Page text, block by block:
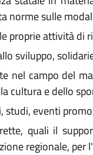
norme sulle
proprie attività
sviluppo,
nel campo del
cultura e dello
studi, eventi
quali il
regionale, per